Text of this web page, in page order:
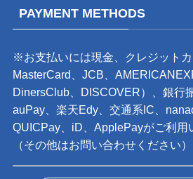
PAYMENT METHODS
※お支払いには現金、クレジットカ
MasterCard、JCB、
DinersClub、DISCOVER）、銀行
auPay、楽天Edy、交通系IC、
QUICPay、iD、ApplePayがご利用
（その他はお問い合わせください）